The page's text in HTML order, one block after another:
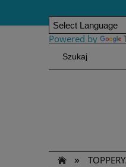
Powered by
»